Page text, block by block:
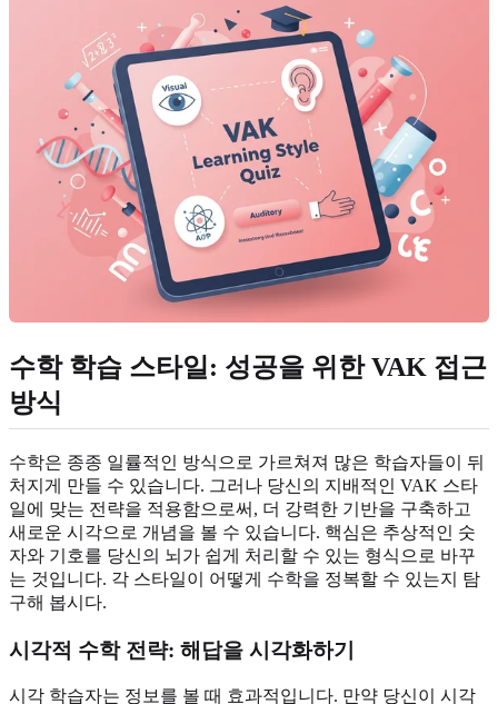
수학 학습 스타일 : 성공을 위한 VAK 접근
방식
수학은 종종 일률적인 방식으로 가르쳐져 많은 학습자들이 뒤
처지게 만들 수 있습니다. 그러나 당신의 지배적인 VAK 스타
일에 맞는 전략을 적용함으로써, 더 강력한 기반을 구축하고
새로운 시각으로 개념을 볼 수 있습니다. 핵심은 추상적인 숫
자와 기호를 당신의 뇌가 쉽게 처리할 수 있는 형식으로 바꾸
는 것입니다. 각 스타일이 어떻게 수학을 정복할 수 있는지 탐
구해 봅시다.
시각적 수학 전략: 해답을 시각화하기
시각 학습자는 정보를 볼 때 효과적입니다. 만약 당신이 시각